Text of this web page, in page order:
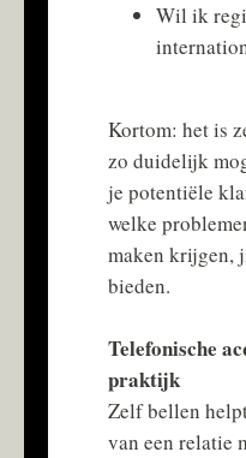
Wil ik
Kortom: het is
zo duidelijk
je potentiële
welke
maken krijgen,
bieden.
Telefonische
praktijk
Zelf bellen
van een relatie